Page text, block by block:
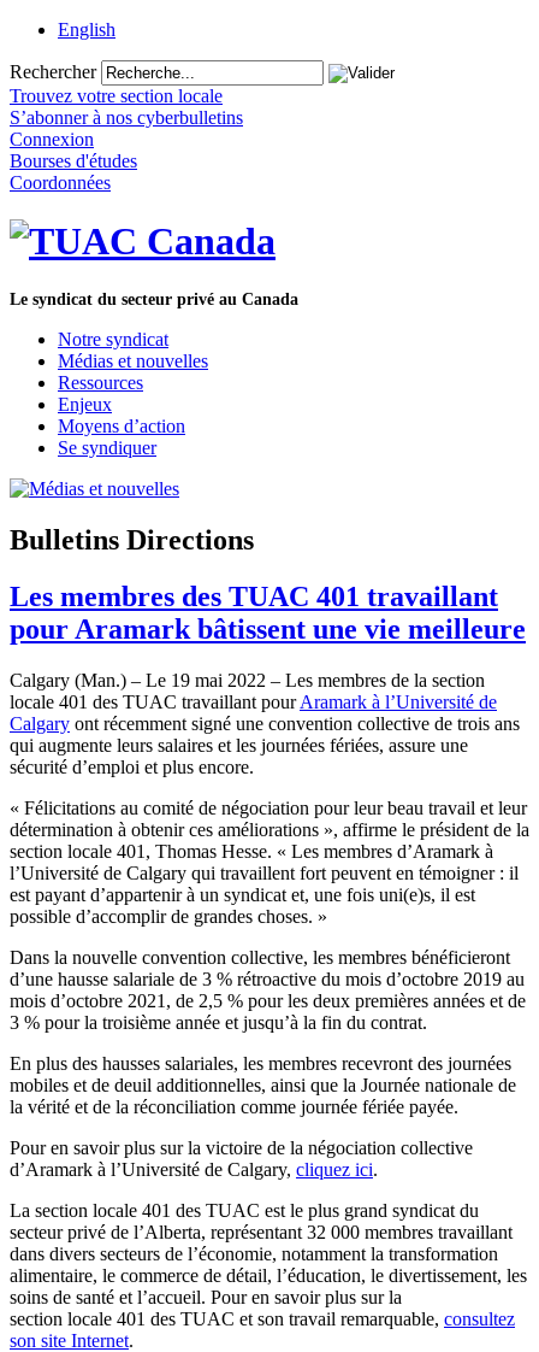
English
Rechercher
Trouvez votre section locale
S’abonner à nos cyberbulletins
Connexion
Bourses d'études
Coordonnées
Le syndicat du secteur privé au Canada
Notre syndicat
Médias et nouvelles
Ressources
Enjeux
Moyens d’action
Se syndiquer
Bulletins Directions
Les membres des TUAC 401 travaillant
pour Aramark bâtissent une vie meilleure
Calgary (Man.) – Le 19 mai 2022 – Les membres de la section
locale 401 des TUAC travaillant pourAramark à l’Université de
Calgary ont récemment signé une convention collective de trois ans
qui augmente leurs salaires et les journées fériées, assure une
sécurité d’emploi et plus encore.
« Félicitations au comité de négociation pour leur beau travail et leur
détermination à obtenir ces améliorations », affirme le président de la
section locale 401, Thomas Hesse. « Les membres d’Aramark à
l’Université de Calgary qui travaillent fort peuvent en témoigner : il
est payant d’appartenir à un syndicat et, une fois uni(e)s, il est
possible d’accomplir de grandes choses. »
Dans la nouvelle convention collective, les membres bénéficieront
d’une hausse salariale de 3 % rétroactive du mois d’octobre 2019 au
mois d’octobre 2021, de 2,5 % pour les deux premières années et de
3 % pour la troisième année et jusqu’à la fin du contrat.
En plus des hausses salariales, les membres recevront des journées
mobiles et de deuil additionnelles, ainsi que la Journée nationale de
la vérité et de la réconciliation comme journée fériée payée.
Pour en savoir plus sur la victoire de la négociation collective
d’Aramark à l’Université de Calgary, cliquez ici.
La section locale 401 des TUAC est le plus grand syndicat du
secteur privé de l’Alberta, représentant 32 000 membres travaillant
dans divers secteurs de l’économie, notamment la transformation
alimentaire, le commerce de détail, l’éducation, le divertissement, les
soins de santé et l’accueil. Pour en savoir plus sur la
section locale 401 des TUAC et son travail remarquable, consultez
son site Internet.